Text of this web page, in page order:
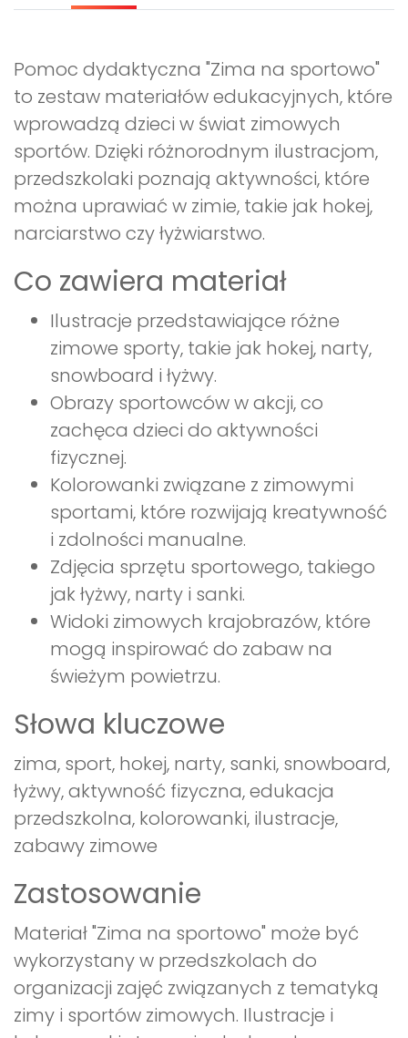
Pomoc dydaktyczna "Zima na sportowo"
to zestaw materiałów edukacyjnych, które
wprowadzą dzieci w świat zimowych
sportów. Dzięki różnorodnym ilustracjom,
przedszkolaki poznają aktywności, które
można uprawiać w zimie, takie jak hokej,
narciarstwo czy łyżwiarstwo.
Co zawiera materiał
Ilustracje przedstawiające różne
zimowe sporty, takie jak hokej, narty,
snowboard i łyżwy.
Obrazy sportowców w akcji, co
zachęca dzieci do aktywności
fizycznej.
Kolorowanki związane z zimowymi
sportami, które rozwijają kreatywność
i zdolności manualne.
Zdjęcia sprzętu sportowego, takiego
jak łyżwy, narty i sanki.
Widoki zimowych krajobrazów, które
mogą inspirować do zabaw na
świeżym powietrzu.
Słowa kluczowe
zima, sport, hokej, narty, sanki, snowboard,
łyżwy, aktywność fizyczna, edukacja
przedszkolna, kolorowanki, ilustracje,
zabawy zimowe
Zastosowanie
Materiał "Zima na sportowo" może być
wykorzystany w przedszkolach do
organizacji zajęć związanych z tematyką
zimy i sportów zimowych. Ilustracje i